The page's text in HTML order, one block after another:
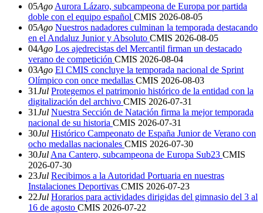
05Ago Aurora Lázaro, subcampeona de Europa por partida
doble con el equipo español CMIS 2026-08-05
05Ago Nuestros nadadores culminan la temporada destacando
en el Andaluz Junior y Absoluto CMIS 2026-08-05
04Ago Los ajedrecistas del Mercantil firman un destacado
verano de competición CMIS 2026-08-04
03Ago El CMIS concluye la temporada nacional de Sprint
Olímpico con once medallas CMIS 2026-08-03
31Jul Protegemos el patrimonio histórico de la entidad con la
digitalización del archivo CMIS 2026-07-31
31Jul Nuestra Sección de Natación firma la mejor temporada
nacional de su historia CMIS 2026-07-31
30Jul Histórico Campeonato de España Junior de Verano con
ocho medallas nacionales CMIS 2026-07-30
30Jul Ana Cantero, subcampeona de Europa Sub23 CMIS
2026-07-30
23Jul Recibimos a la Autoridad Portuaria en nuestras
Instalaciones Deportivas CMIS 2026-07-23
22Jul Horarios para actividades dirigidas del gimnasio del 3 al
16 de agosto CMIS 2026-07-22